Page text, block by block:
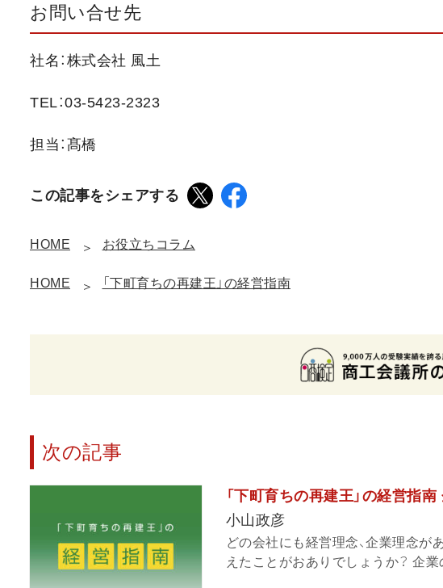
お問い合せ先
社名：株式会社 風土
TEL：03-5423-2323
担当：髙橋
この記事をシェアする
HOME お役立ちコラム
HOME 「下町育ちの再建王」の経営指南
次の記事
「下町育ちの再建王」の経営指
小山政彦
どの会社にも経営理念、企業理念が
えたことがおありでしょうか？ 企